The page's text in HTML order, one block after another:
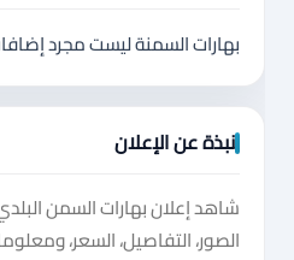
بهارات السمنة ليست مجرد
نبذة عن الإعلان
شاهد إعلان بهارات السمن
الصور، التفاصيل، السعر،